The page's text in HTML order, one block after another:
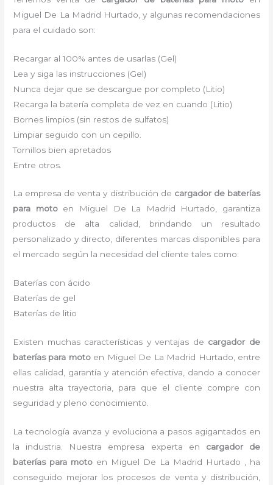
Miguel De La Madrid Hurtado, y algunas recomendaciones
para el cuidado son:
Recargar al 100% antes de usarlas (Gel)
Lea y siga las instrucciones (Gel)
Nunca dejar que se descargue por completo (Litio)
Recarga la batería completa de vez en cuando (Litio)
Bornes limpios (sin restos de sulfatos)
Limpiar seguido con un cepillo.
Tornillos bien apretados
Entre otros.
La empresa de venta y distribución de cargador de baterías
para motoen Miguel De La Madrid Hurtado, garantiza
productos de alta calidad, brindando un resultado
personalizado y directo, diferentes marcas disponibles para
el mercado según la necesidad del cliente tales como:
Baterías con ácido
Baterías de gel
Baterías de litio
Existen muchas características y ventajas de cargador de
baterías para moto en Miguel De La Madrid Hurtado, entre
ellas calidad, garantía y atención efectiva, dando a conocer
nuestra alta trayectoria, para que el cliente compre con
seguridad y pleno conocimiento.
La tecnología avanza y evoluciona a pasos agigantados en
la industria. Nuestra empresa experta en cargador de
baterías para moto en Miguel De La Madrid Hurtado , ha
conseguido mejorar los procesos de venta y distribución,